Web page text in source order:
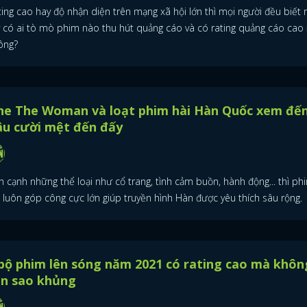
cao hay độ nhận diện trên mạng xã hội lớn thì mọi người đều biết
có ai tò mò phim nào thu hút quảng cáo và có rating quảng cáo cao
The Woman và loạt phim hài Hàn Quốc xem
cười mệt đến đấy
cạnh những thể loại như cổ trang, tình cảm buồn, hành động... thì
luôn góp công cực lớn giúp truyền hình Hàn được yêu thích sâu rộng.
phim lên sóng năm 2021 có rating cao mà
sao khủng